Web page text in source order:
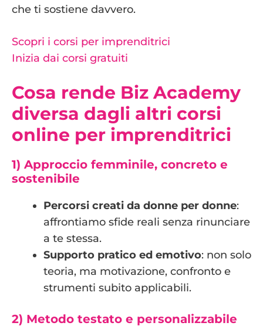
che ti sostiene davvero.
Scopri i corsi per imprenditrici
Inizia dai corsi gratuiti
Cosa rende Biz Academy
diversa dagli altri corsi
online per imprenditrici
1) Approccio femminile, concreto e
sostenibile
Percorsi creati da donne per donne:
affrontiamo sfide reali senza rinunciare
a te stessa.
Supporto pratico ed emotivo: non solo
teoria, ma motivazione, confronto e
strumenti subito applicabili.
2) Metodo testato e personalizzabile